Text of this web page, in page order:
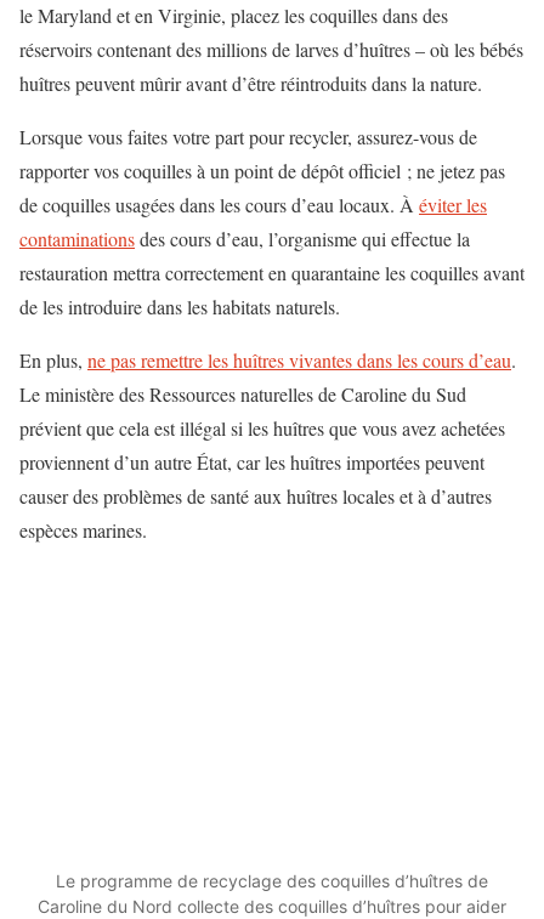
le Maryland et en Virginie, placez les coquilles dans des
réservoirs contenant des millions de larves d’huîtres – où les bébés
huîtres peuvent mûrir avant d’être réintroduits dans la nature.
Lorsque vous faites votre part pour recycler, assurez-vous de
rapporter vos coquilles à un point de dépôt officiel ; ne jetez pas
de coquilles usagées dans les cours d’eau locaux. À éviter les
contaminationsdes cours d’eau, l’organisme qui effectue la
restauration mettra correctement en quarantaine les coquilles avant
de les introduire dans les habitats naturels.
En plus, ne pas remettre les huîtres vivantes dans les cours d’eau.
Le ministère des Ressources naturelles de Caroline du Sud
prévient que cela est illégal si les huîtres que vous avez achetées
proviennent d’un autre État, car les huîtres importées peuvent
causer des problèmes de santé aux huîtres locales et à d’autres
espèces marines.
Le programme de recyclage des coquilles d’huîtres de
Caroline du Nord collecte des coquilles d’huîtres pour aider